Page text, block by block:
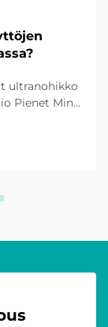
ultranohikko
Pienet Mini-